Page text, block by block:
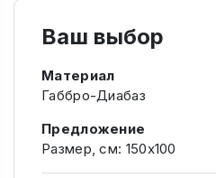
Ваш выбор
Материал
Габбро-Диабаз
Предложение
Размер, см: 150х100